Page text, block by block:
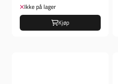
Ikke på lager
Kjøp